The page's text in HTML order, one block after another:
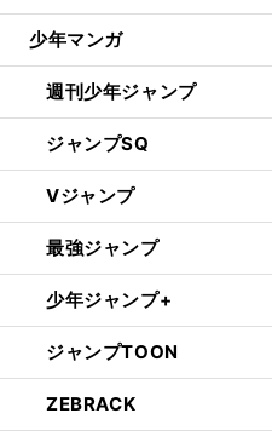
少年マンガ
週刊少年ジャンプ
ジャンプSQ
Vジャンプ
最強ジャンプ
少年ジャンプ+
ジャンプTOON
ZEBRACK